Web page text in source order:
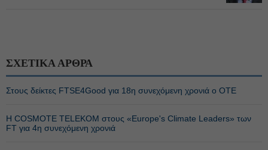
ΣΧΕΤΙΚΑ ΑΡΘΡΑ
Στους δείκτες FTSE4Good για 18η συνεχόμενη χρονιά ο ΟΤΕ
Η COSMOTE TELEKOM στους «Europe's Climate Leaders» των
FT για 4η συνεχόμενη χρονιά